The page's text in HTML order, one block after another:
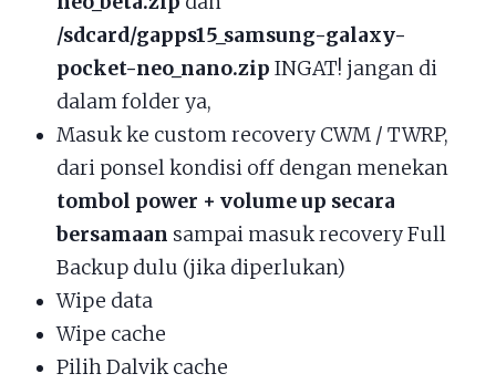
/sdcard/gapps15_samsung-galaxy-
pocket-neo_nano.zip INGAT! jangan di
dalam folder ya,
Masuk ke custom recovery CWM / TWRP,
dari ponsel kondisi off dengan menekan
tombol power + volume up secara
bersamaan sampai masuk recovery Full
Backup dulu (jika diperlukan)
Wipe data
Wipe cache
Pilih Dalvik cache